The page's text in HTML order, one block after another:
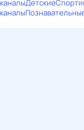
каналыДетские
каналы